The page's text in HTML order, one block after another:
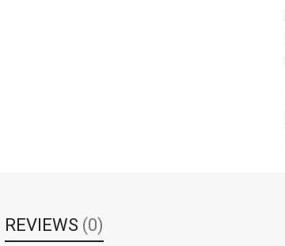
REVIEWS (0)